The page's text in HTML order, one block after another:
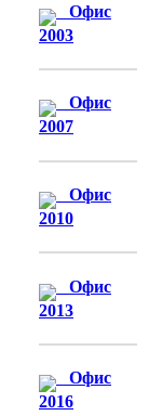
Офис
2003
Офис
2007
Офис
2010
Офис
2013
Офис
2016